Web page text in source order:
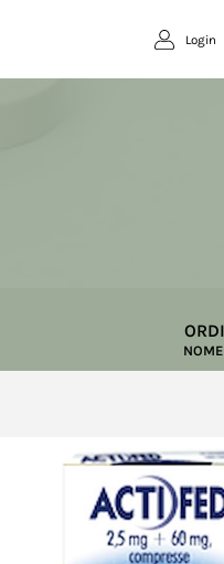
Login